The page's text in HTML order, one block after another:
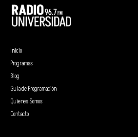
Inicio
Programas
Blog
Guía de Programación
Quienes Somos
Contacto